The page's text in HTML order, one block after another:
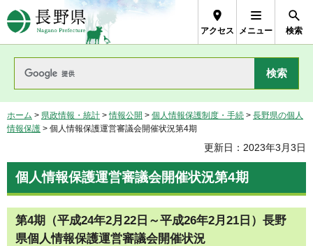
長野県Nagano Prefecture
アクセス メニュー 検索
ホーム > 県政情報・統計 >情報公開 > 個人情報保護制度・手続 > 長野県の個人
情報保護 > 個人情報保護運営審議会開催状況第4期
更新日：2023年3月3日
個人情報保護運営審議会開催状況第4期
第4期（平成24年2月22日～平成26年2月21日）長野
県個人情報保護運営審議会開催状況